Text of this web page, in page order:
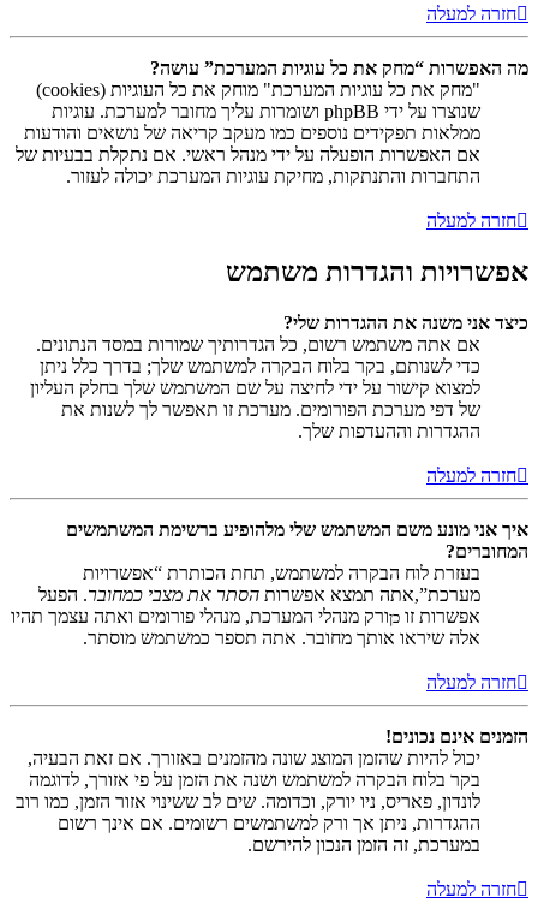
חזרה למעלה
מה האפשרות “מחק את כל עוגיות המערכת” עושה?
"מחק את כל עוגיות המערכת" מוחק את כל העוגיות (cookies)
שנוצרו על ידי phpBB ושומרות עליך מחובר למערכת. עוגיות
ממלאות תפקידים נוספים כמו מעקב קריאה של נושאים והודעות
אם האפשרות הופעלה על ידי מנהל ראשי. אם נתקלת בבעיות של
התחברות והתנתקות, מחיקת עוגיות המערכת יכולה לעזור.
חזרה למעלה
אפשרויות והגדרות משתמש
כיצד אני משנה את ההגדרות שלי?
אם אתה משתמש רשום, כל הגדרותיך שמורות במסד הנתונים.
כדי לשנותם, בקר בלוח הבקרה למשתמש שלך; בדרך כלל ניתן
למצוא קישור על ידי לחיצה על שם המשתמש שלך בחלק העליון
של דפי מערכת הפורומים. מערכת זו תאפשר לך לשנות את
ההגדרות וההעדפות שלך.
חזרה למעלה
איך אני מונע משם המשתמש שלי מלהופיע ברשימת המשתמשים
המחוברים?
בעזרת לוח הבקרה למשתמש, תחת הכותרת “אפשרויות
מערכת”,אתה תמצא אפשרות הסתר את מצבי כמחובר. הפעל
אפשרות זו כןורק מנהלי המערכת, מנהלי פורומים ואתה עצמך תהיו
אלה שיראו אותך מחובר. אתה תספר כמשתמש מוסתר.
חזרה למעלה
הזמנים אינם נכונים!
יכול להיות שהזמן המוצג שונה מהזמנים באזורך. אם זאת הבעיה,
בקר בלוח הבקרה למשתמש ושנה את הזמן על פי אזורך, לדוגמה
לונדון, פאריס, ניו יורק, וכדומה. שים לב ששינוי אזור הזמן, כמו רוב
ההגדרות, ניתן אך ורק למשתמשים רשומים. אם אינך רשום
במערכת, זה הזמן הנכון להירשם.
חזרה למעלה